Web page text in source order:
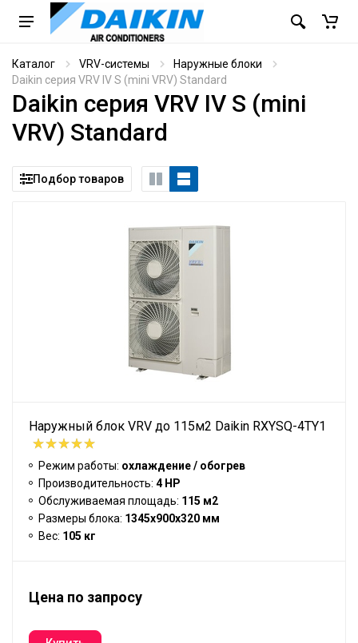
Каталог VRV-системы
Наружные блоки
Daikin серия VRV IV S (mini VRV) Standard
Daikin серия VRV IV S (mini
VRV) Standard
Подбор товаров
Наружный блок VRV до 115м2 Daikin RXYSQ-4TY1
Режим работы: охлаждение / обогрев
Производительность: 4 HP
Обслуживаемая площадь: 115 м2
Размеры блока: 1345x900x320 мм
Вес: 105 кг
Цена по запросу